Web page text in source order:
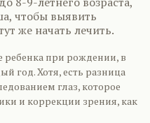
чтобы выявить
же начать лечить.
при рождении, в
год. Хотя, есть разница
глаз, которое
и коррекции зрения, как